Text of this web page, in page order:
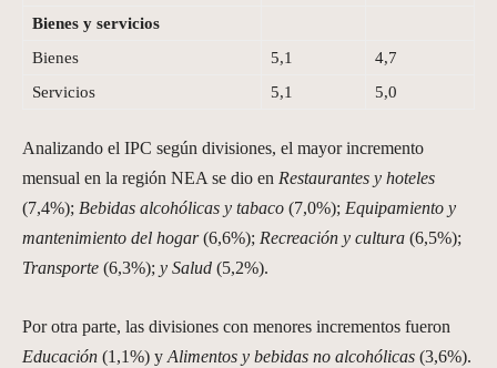
Bienes y servicios
Bienes
5,1
4,7
Servicios
5,1 5,0
Analizando el IPC según divisiones, el mayor incremento
mensual en la región NEA se dio en Restaurantes y hoteles
(7,4%); Bebidas alcohólicas y tabaco (7,0%); Equipamiento y
mantenimiento del hogar(6,6%); Recreación y cultura (6,5%);
Transporte (6,3%); y Salud (5,2%).
Por otra parte, las divisiones con menores incrementos fueron
Educación (1,1%) y Alimentos y bebidas no alcohólicas (3,6%).